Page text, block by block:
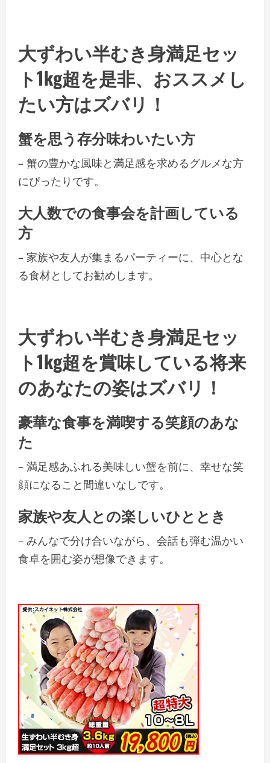
大ずわい半むき身満足セッ
ト1kg超を是非、おススメし
たい方はズバリ！
蟹を思う存分味わいたい方
– 蟹の豊かな風味と満足感を求めるグルメな方
にぴったりです。
大人数での食事会を計画している
方
– 家族や友人が集まるパーティーに、中心とな
る食材としてお勧めします。
大ずわい半むき身満足セッ
ト1kg超を賞味している将来
のあなたの姿はズバリ！
豪華な食事を満喫する笑顔のあな
た
– 満足感あふれる美味しい蟹を前に、幸せな笑
顔になること間違いなしです。
家族や友人との楽しいひととき
– みんなで分け合いながら、会話も弾む温かい
食卓を囲む姿が想像できます。